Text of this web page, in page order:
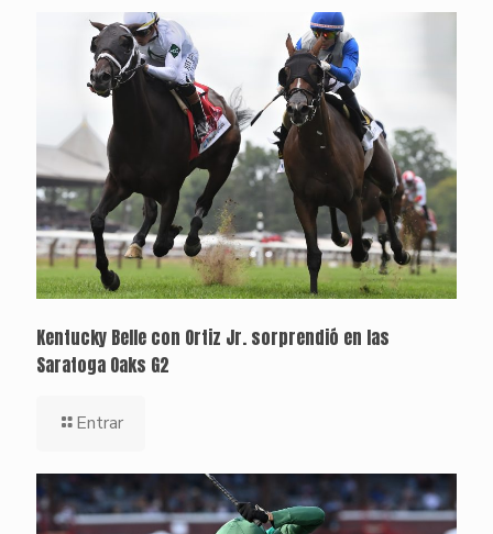
Kentucky Belle con Ortiz Jr. sorprendió en las
Saratoga Oaks G2
Entrar